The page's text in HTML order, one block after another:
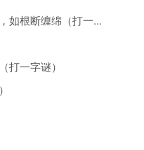
如根断缠绵（打一...
打一字谜）